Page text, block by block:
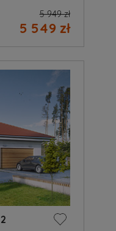
5 949 zł
5 549 zł
2